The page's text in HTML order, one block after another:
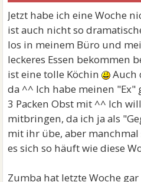
Jetzt habe ich eine Woche
ist auch nicht so
los in meinem Büro und
leckeres Essen bekommen
ist eine tolle Köchin
Auch
da ^^ Ich habe meinen
3 Packen Obst mit ^^ Ich
mitbringen, da ich ja als
mit ihr übe, aber manchmal
es sich so häuft wie diese
Zumba hat letzte Woche